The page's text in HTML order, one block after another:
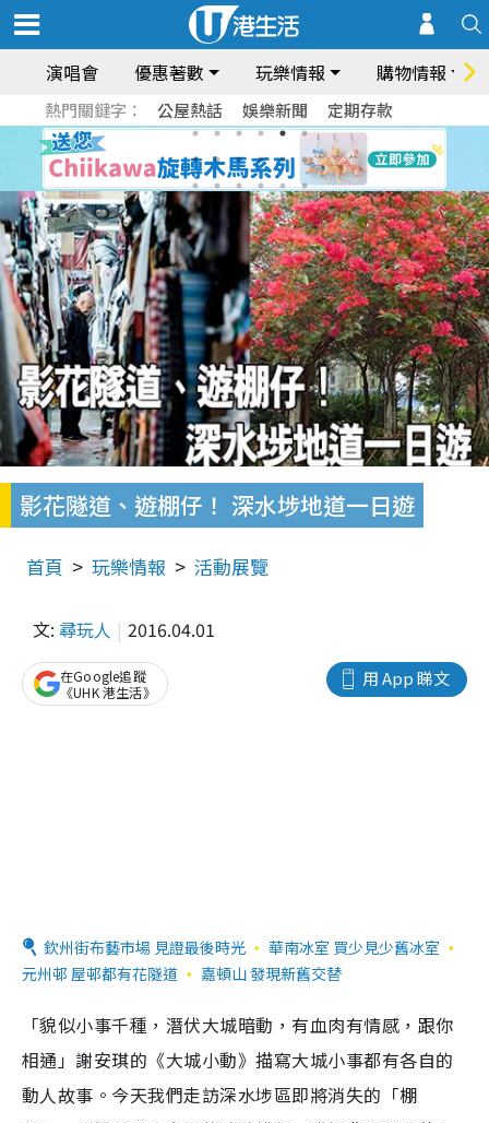
演唱會 優惠著數 玩樂情報 購物情報
熱門關鍵字： 公屋熱話 娛樂新聞 定期存款
影花隧道、遊棚仔！ 深水埗地道一日遊
首頁 玩樂情報 活動展覽
文: 尋玩人 2016.04.01
用 App 睇文
在Google追蹤
《UHK 港生活》
欽州街布藝市場 見證最後時光
華南冰室 買少見少舊冰室
元州邨 屋邨都有花隧道
嘉頓山 發現新舊交替
「貌似小事千種，潛伏大城暗動，有血肉有情感，跟你
相通」謝安琪的《大城小動》描寫大城小事都有各自的
動人故事。今天我們走訪深水埗區即將消失的「棚